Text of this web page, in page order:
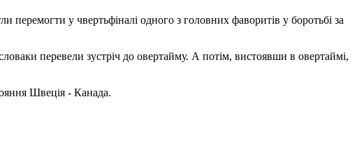
у чвертьфіналі одного з головних фаворитів у боротьбі за
перевели зустріч до овертайму. А потім, вистоявши в овертаймі,
Швеція - Канада.